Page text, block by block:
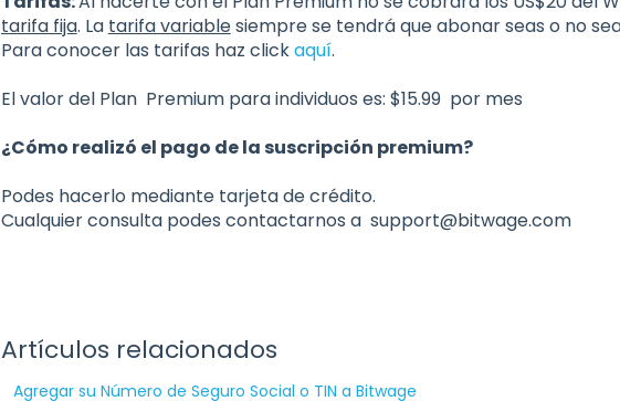
tarifa fija. La tarifa variablesiempre se tendrá que abonar seas o no
Para conocer las tarifas haz clickaquí.
El valor del Plan Premium para individuos es: $15.99 por mes
¿Cómo realizó el pago de la suscripción premium?
Podes hacerlo mediante tarjeta de crédito.
Cualquier consulta podes contactarnos a support@bitwage.com
Artículos relacionados
Agregar su Número de Seguro Social o TIN a Bitwage